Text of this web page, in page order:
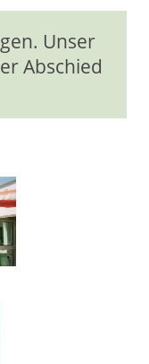
Unser
Abschied